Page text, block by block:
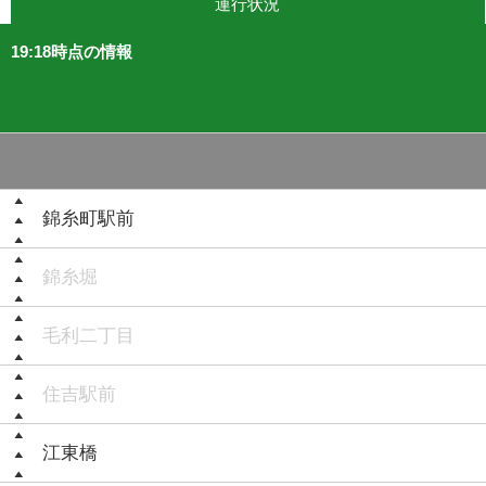
運行状況
19:18時点の情報
錦糸町駅前
錦糸堀
毛利二丁目
住吉駅前
江東橋